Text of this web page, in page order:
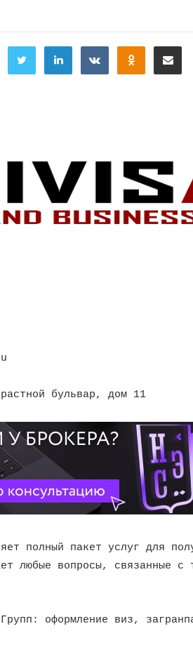
TwitterLinkedInВконтакте Поделиться
бульвар, дом 11
полный пакет услуг для
любые вопросы, связанные с
оформление виз,